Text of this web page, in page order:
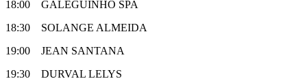
18:00 GALEGUINHO SPA
18:30 SOLANGE ALMEIDA
19:00 JEAN SANTANA
19:30 DURVAL LELYS